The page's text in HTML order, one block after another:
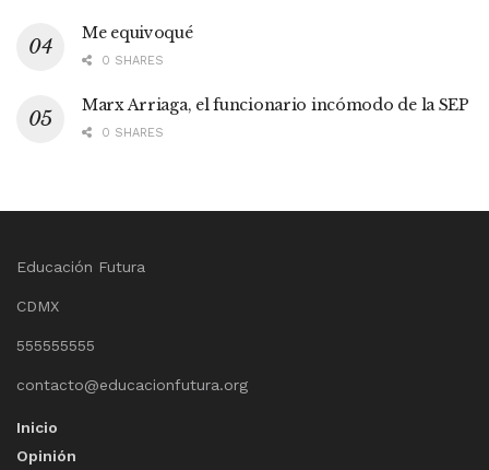
Me equivoqué
0 SHARES
Marx Arriaga, el funcionario incómodo de la SEP
0 SHARES
Educación Futura
CDMX
555555555
contacto@educacionfutura.org
Inicio
Opinión